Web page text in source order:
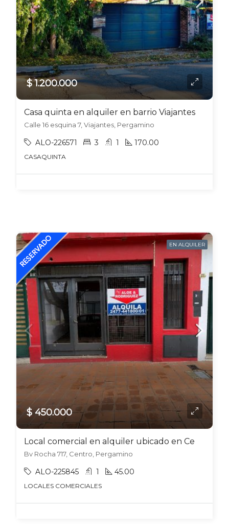
$ 1.200.000
Casa quinta en alquiler en barrio Viajantes
Calle 16 esquina 7, Viajantes, Pergamino
ALO-226571 3 1 170.00
CASAQUINTA
EN ALQUILER
$ 450.000
Bv Rocha 717, Centro, Pergamino
ALO-225845 1 45.00
LOCALES COMERCIALES